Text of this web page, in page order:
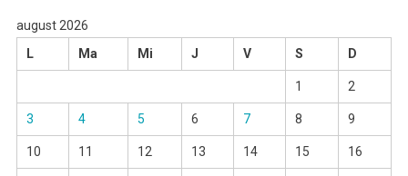
august 2026
L
Ma Mi J V S D
1 2
3 4 5 6 7 8 9
10 11 12 13 14 15 16